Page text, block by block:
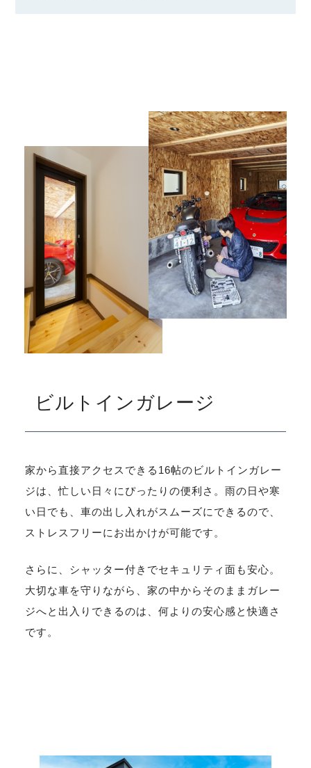
ビルトインガレージ
家から直接アクセスできる16帖のビルトインガレー
ジは、忙しい日々にぴったりの便利さ。雨の日や寒
い日でも、車の出し入れがスムーズにできるので、
ストレスフリーにお出かけが可能です。
さらに、シャッター付きでセキュリティ面も安心。
大切な車を守りながら、家の中からそのままガレー
ジへと出入りできるのは、何よりの安心感と快適さ
です。